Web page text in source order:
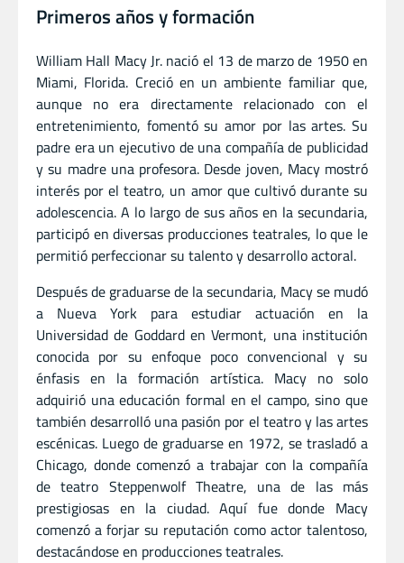
Primeros años y formación
William Hall Macy Jr. nació el 13 de marzo de 1950 en
Miami, Florida. Creció en un ambiente familiar que,
aunque no era directamente relacionado con el
entretenimiento, fomentó su amor por las artes. Su
padre era un ejecutivo de una compañía de publicidad
y su madre una profesora. Desde joven, Macy mostró
interés por el teatro, un amor que cultivó durante su
adolescencia. A lo largo de sus años en la secundaria,
participó en diversas producciones teatrales, lo que le
permitió perfeccionar su talento y desarrollo actoral.
Después de graduarse de la secundaria, Macy se mudó
a Nueva York para estudiar actuación en la
Universidad de Goddard en Vermont, una institución
conocida por su enfoque poco convencional y su
énfasis en la formación artística. Macy no solo
adquirió una educación formal en el campo, sino que
también desarrolló una pasión por el teatro y las artes
escénicas. Luego de graduarse en 1972, se trasladó a
Chicago, donde comenzó a trabajar con la compañía
de teatro Steppenwolf Theatre, una de las más
prestigiosas en la ciudad. Aquí fue donde Macy
comenzó a forjar su reputación como actor talentoso,
destacándose en producciones teatrales.